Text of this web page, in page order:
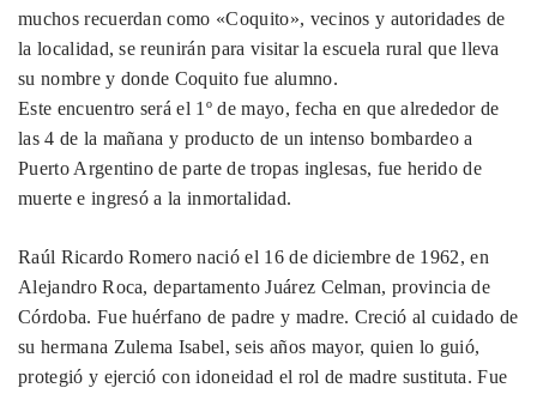
muchos recuerdan como «Coquito», vecinos y autoridades de
la localidad, se reunirán para visitar la escuela rural que lleva
su nombre y donde Coquito fue alumno.
Este encuentro será el 1º de mayo, fecha en que alrededor de
las 4 de la mañana y producto de un intenso bombardeo a
Puerto Argentino de parte de tropas inglesas, fue herido de
muerte e ingresó a la inmortalidad.
Raúl Ricardo Romero nació el 16 de diciembre de 1962, en
Alejandro Roca, departamento Juárez Celman, provincia de
Córdoba. Fue huérfano de padre y madre. Creció al cuidado de
su hermana Zulema Isabel, seis años mayor, quien lo guió,
protegió y ejerció con idoneidad el rol de madre sustituta. Fue